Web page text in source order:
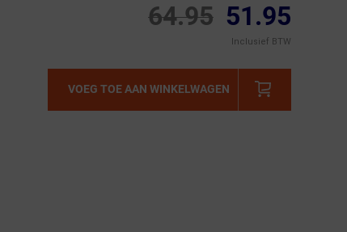
64.95 51.95
Inclusief BTW
VOEG TOE AAN WINKELWAGEN